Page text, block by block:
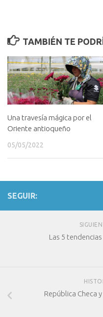
TAMBIÉN TE
Una travesía mágica por el
Oriente antioqueño
05/05/2022
SEGUIR:
Las 5
República Checa